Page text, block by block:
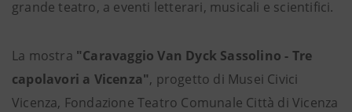
grande teatro, a eventi letterari, musicali e scientifici.
La mostra "Caravaggio Van Dyck Sassolino - Tre
capolavori a Vicenza", progetto di Musei Civici
Vicenza, Fondazione Teatro Comunale Città di Vicenza